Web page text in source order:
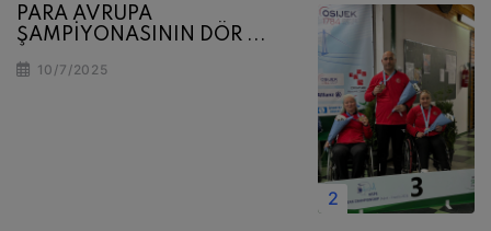
PARA AVRUPA
ŞAMPİYONASININ DÖR ...
10/7/2025